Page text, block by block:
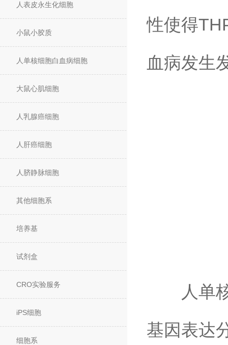
人表皮永生化细胞
小鼠小胶质
人单核细胞白血病细胞
大鼠心肌细胞
人乳腺癌细胞
人肝癌细胞
人脐静脉细胞
其他细胞系
培养基
试剂盒
CRO实验服务
iPS细胞
细胞系
性使得
血病发生
人单核
基因表达